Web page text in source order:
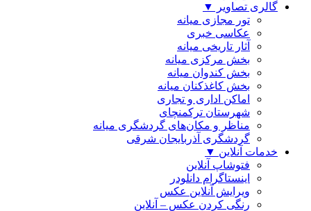
گالری تصاویر
▼
تور مجازی میانه
عکاسی خبری
آثار تاریخی میانه
بخش مرکزی میانه
بخش کندوان میانه
بخش کاغذکنان میانه
اماکن اداری و تجاری
شهرستان ترکمنچای
مناظر و مکان‌های گردشگری میانه
گردشگری آذربایجان شرقی
خدمات آنلاین ▼
فتوشاپ آنلاین
اینستاگرام دانلودر
ویرایش آنلاین عکس
رنگی كردن عكس – آنلاین